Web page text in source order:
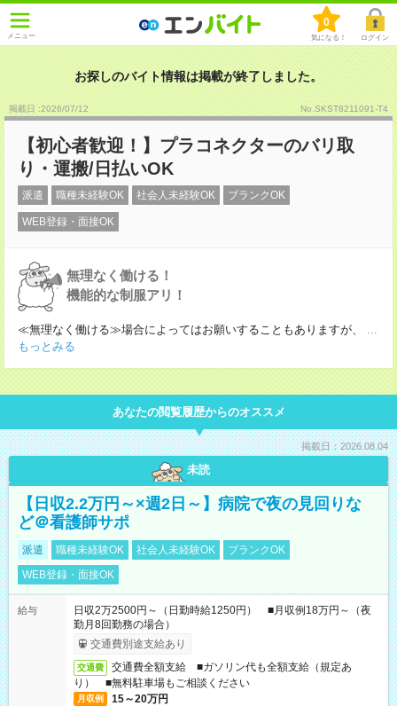
メニュー
0
気になる！ ログイン
お探しのバイト情報は掲載が終了しました。
掲載日 :2026/07/12 No.SKST8211091-T4
【初心者歓迎！】プラコネクターのバリ取
り・運搬/日払いOK
派遣 職種未経験OK 社会人未経験OK ブランクOK
WEB登録・面接OK
無理なく働ける！
機能的な制服アリ！
≪無理なく働ける≫場合によってはお願いすることもありますが、
...
もっとみる
あなたの閲覧履歴からのオススメ
掲載日：2026.08.04
未読
【日収2.2万円～×週2日～】病院で夜の見回りな
ど＠看護師サポ
派遣 職種未経験OK 社会人未経験OK
ブランクOK
WEB登録・面接OK
給与
日収2万2500円～（日勤時給1250円） ■月収例18万円～（夜
勤月8回勤務の場合）
交通費別途支給あり
交通費
交通費全額支給 ■ガソリン代も全額支給（規定あ
り） ■無料駐車場もご相談ください
月収例 15～20万円